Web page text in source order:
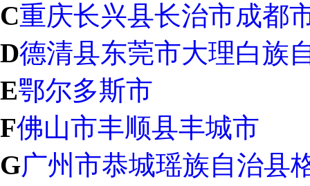
C重庆长兴县长治市成都
D德清县东莞市大理白族
E鄂尔多斯市
F佛山市丰顺县丰城市
G广州市恭城瑶族自治县